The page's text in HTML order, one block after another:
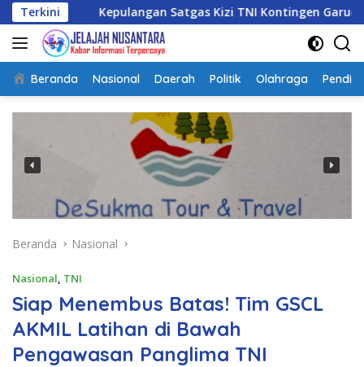
Langsung
ke
konten
Terkini
Kepulangan Satgas Kizi TNI Kontingen Garuda XX-V
Beranda Nasional Daerah Politik Olahraga
Beranda Nasional
Nasional, TNI
Siap Menembus Batas! Tim GSCL
AKMIL Latihan di Bawah
Pengawasan Panglima TNI